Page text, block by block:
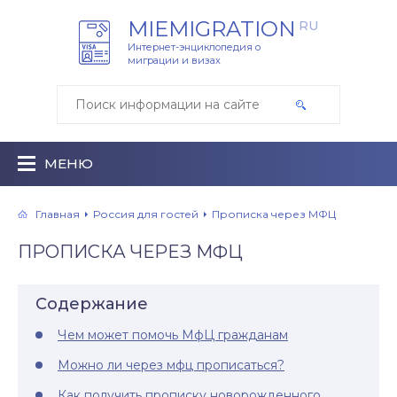
MIEMIGRATION RU
Интернет-энциклопедия о
миграции и визах
МЕНЮ
Главная Россия для гостей Прописка через МФЦ
ПРОПИСКА ЧЕРЕЗ МФЦ
Содержание
Чем может помочь МфЦ гражданам
Можно ли через мфц прописаться?